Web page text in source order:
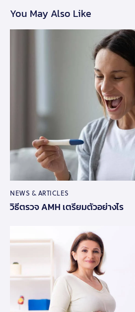
You May Also Like
NEWS & ARTICLES
วิธีตรวจ AMH เตรียมตัวอย่างไร